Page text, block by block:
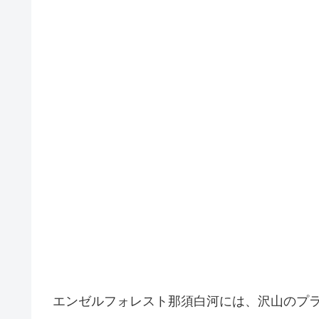
エンゼルフォレスト那須白河には、沢山のプ